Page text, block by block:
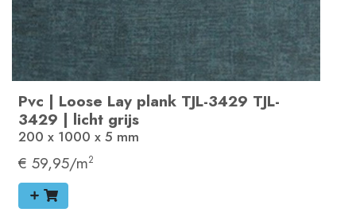
Pvc | Loose Lay plank TJL-3429 TJL-
3429 | licht grijs
200 x 1000 x 5 mm
€ 59,95/m2